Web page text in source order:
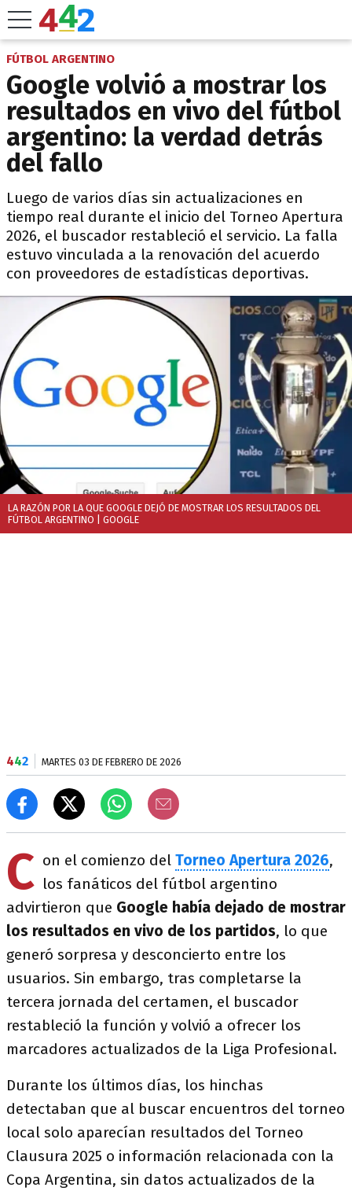
FÚTBOL ARGENTINO
Google volvió a mostrar los
resultados en vivo del fútbol
argentino: la verdad detrás
del fallo
Luego de varios días sin actualizaciones en
tiempo real durante el inicio del Torneo Apertura
2026, el buscador restableció el servicio. La falla
estuvo vinculada a la renovación del acuerdo
con proveedores de estadísticas deportivas.
LA RAZÓN POR LA QUE GOOGLE DEJÓ DE MOSTRAR LOS RESULTADOS DEL
FÚTBOL ARGENTINO | GOOGLE
442 MARTES 03 DE FEBRERO DE 2026
C on el comienzo del Torneo Apertura 2026,
los fanáticos del fútbol argentino
advirtieron que Google había dejado de mostrar
los resultados en vivo de los partidos, lo que
generó sorpresa y desconcierto entre los
usuarios. Sin embargo, tras completarse la
tercera jornada del certamen, el buscador
restableció la función y volvió a ofrecer los
marcadores actualizados de la Liga Profesional.
Durante los últimos días, los hinchas
detectaban que al buscar encuentros del torneo
local solo aparecían resultados del Torneo
Clausura 2025 o información relacionada con la
Copa Argentina, sin datos actualizados de la